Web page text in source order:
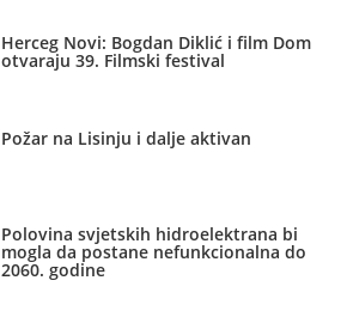
Herceg Novi: Bogdan Diklić i film Dom
otvaraju 39. Filmski festival
Požar na Lisinju i dalje aktivan
Polovina svjetskih hidroelektrana bi
mogla da postane nefunkcionalna do
2060. godine